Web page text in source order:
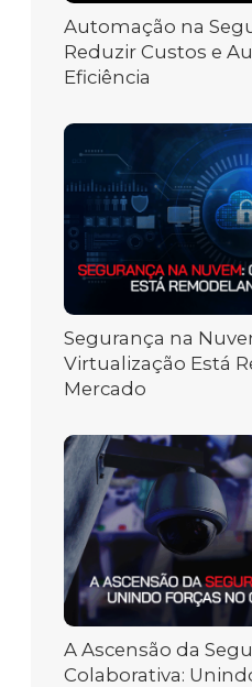
Automação na
Reduzir Custos e
Eficiência
Segurança na
Virtualização Está
Mercado
A Ascensão da
Colaborativa: